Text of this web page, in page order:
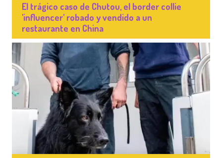
El trágico caso de Chutou, el border collie
'influencer' robado y vendido a un
restaurante en China